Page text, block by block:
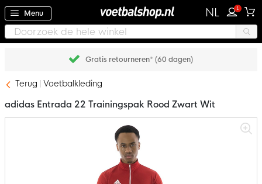
Menu NL 1
Achteraf betalen met Klarna
Terug Voetbalkleding
adidas Entrada 22 Trainingspak Rood Zwart Wit